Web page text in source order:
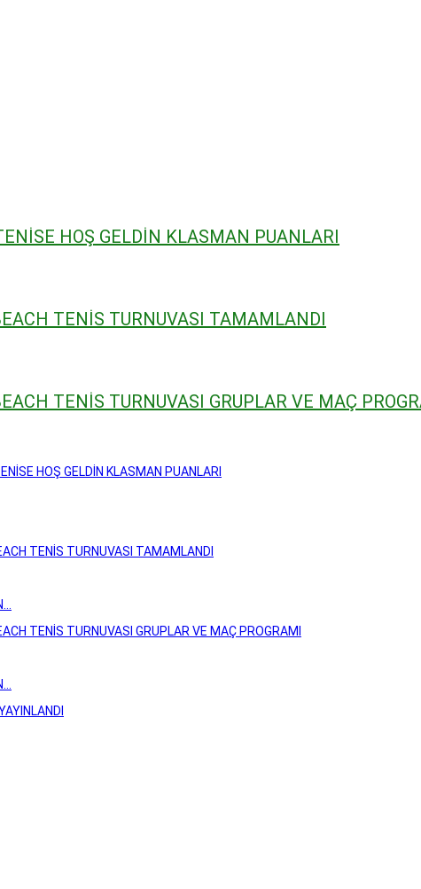
HOŞ GELDİN KLASMAN PUANLARI
TENİS TURNUVASI TAMAMLANDI
TENİS TURNUVASI GRUPLAR VE MAÇ